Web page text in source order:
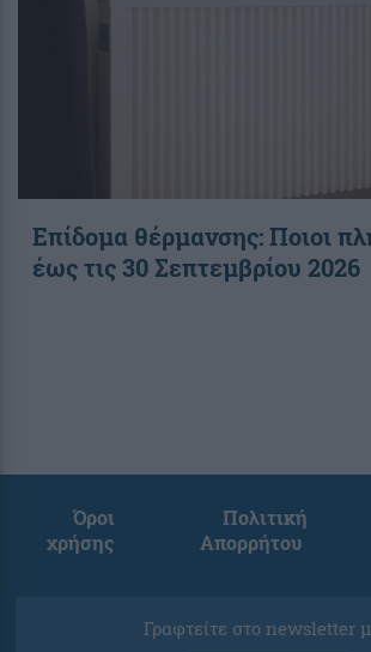
Επίδομα θέρμανσης: Ποιοι
έως τις 30 Σεπτεμβρίου 2026
Όροι
χρήσης
Πολιτική
Απορρήτου
Γραφτείτε στο newsletter